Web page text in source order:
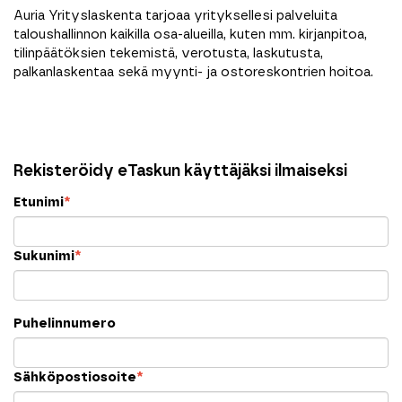
Auria Yrityslaskenta tarjoaa yrityksellesi palveluita
taloushallinnon kaikilla osa-alueilla, kuten mm. kirjanpitoa,
tilinpäätöksien tekemistä, verotusta, laskutusta,
palkanlaskentaa sekä myynti- ja ostoreskontrien hoitoa.
Rekisteröidy eTaskun käyttäjäksi ilmaiseksi
Etunimi*
Sukunimi*
Puhelinnumero
Sähköpostiosoite*